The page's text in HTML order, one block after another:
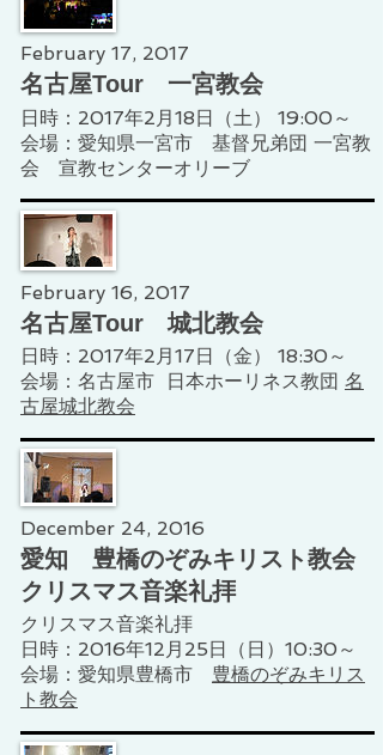
February 17, 2017
名古屋Tour 一宮教会
日時：2017年2月18日（土） 19:00～
​会場：愛知県一宮市 基督兄弟団 一宮教
会 宣教センターオリーブ
February 16, 2017
名古屋Tour 城北教会
​日時：2017年2月17日（金） 18:30～
​会場：名古屋市 日本ホーリネス教団 名
古屋城北教会
December 24, 2016
愛知 豊橋のぞみキリスト教会
クリスマス音楽礼拝
クリスマス音楽礼拝
日時：2016年12月25日（日）10:30～
会場：愛知県豊橋市 豊橋のぞみキリス
ト教会